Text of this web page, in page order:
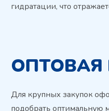
гидратации, что
ОПТОВАЯ
Для крупных закупок
подобрать